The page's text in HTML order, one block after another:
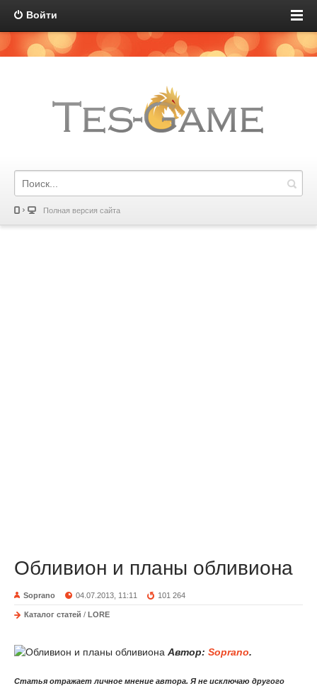
Войти
Полная версия сайта
Обливион и планы обливиона
Soprano 04.07.2013, 11:11 101 264
Каталог статей / LORE
Автор: Soprano.
Статья отражает личное мнение автора. Я не исключаю другого